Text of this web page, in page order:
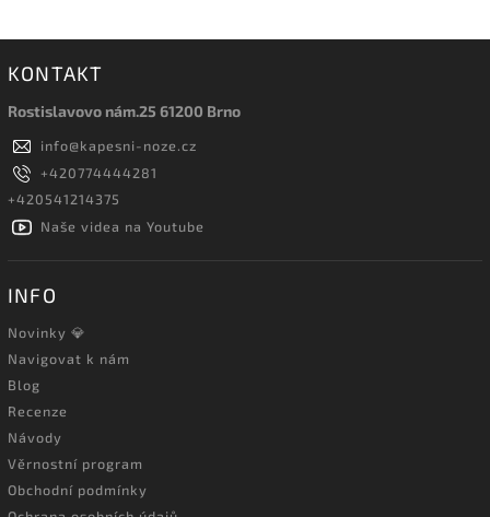
KONTAKT
Rostislavovo nám.25 61200 Brno
info@kapesni-noze.cz
+420774444281
+420541214375
Naše videa na Youtube
INFO
Novinky 💎
Navigovat k nám
Blog
Recenze
Návody
Věrnostní program
Obchodní podmínky